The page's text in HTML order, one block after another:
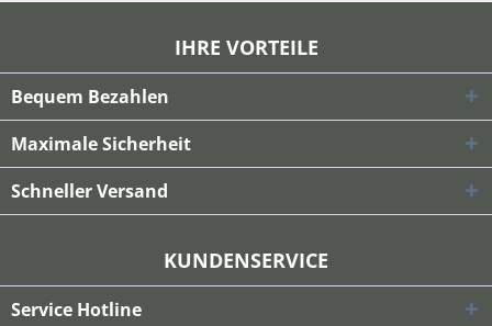
IHRE VORTEILE
Bequem Bezahlen
Maximale Sicherheit
Schneller Versand
KUNDENSERVICE
Service Hotline